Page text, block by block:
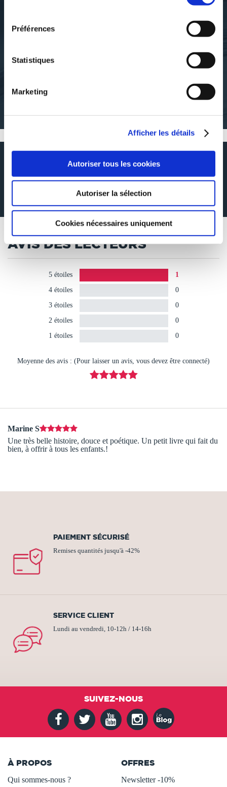
Préférences
Statistiques
Marketing
Afficher les détails
Autoriser tous les cookies
Autoriser la sélection
Cookies nécessaires uniquement
DE NOËL
PLANÈTE TRUCMUCHE
de-3-a-7-ans
En compagnie de son cousin, elle va faire de belles découvertes et
AVIS DES LECTEURS
5 étoiles
1
4 étoiles
0
3 étoiles
0
2 étoiles
0
1 étoiles
0
Moyenne des avis : (Pour laisser un avis, vous devez être connecté)
Marine S
Une très belle histoire, douce et poétique. Un petit livre qui fait du
bien, à offrir à tous les enfants.!
PAIEMENT SÉCURISÉ
Remises quantités jusqu'à -42%
SERVICE CLIENT
Lundi au vendredi, 10-12h / 14-16h
SUIVEZ-NOUS
À PROPOS
Qui sommes-nous ?
OFFRES
Newsletter -10%